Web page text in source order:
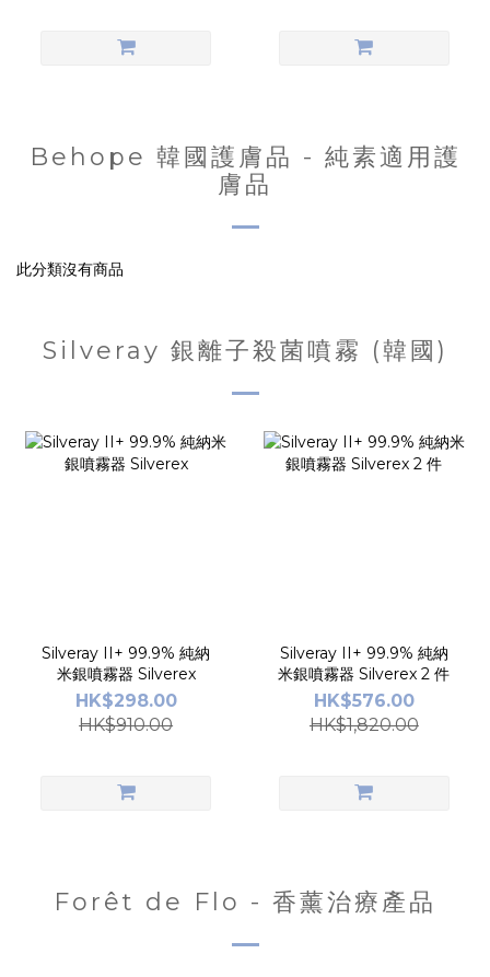
Behope 韓國護膚品 - 純素適用護
膚品
此分類沒有商品
Silveray 銀離子殺菌噴霧 (韓國)
Silveray II+ 99.9% 純納
米銀噴霧器 Silverex
HK$298.00
HK$910.00
Silveray II+ 99.9% 純納
米銀噴霧器 Silverex 2 件
HK$576.00
HK$1,820.00
Forêt de Flo - 香薰治療產品